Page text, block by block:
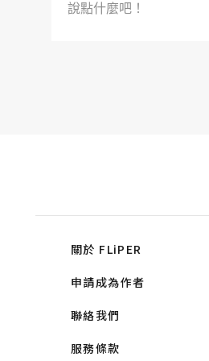
說點什麼吧！
關於 FLiPER
申請成為作者
聯絡我們
服務條款